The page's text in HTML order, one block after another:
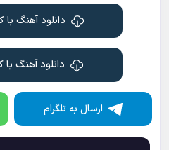
دانلود آهنگ با
دانلود آهنگ با
ارسال به تلگرام